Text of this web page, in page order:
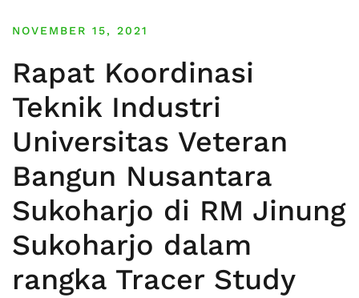
NOVEMBER 15, 2021
Rapat Koordinasi
Teknik Industri
Universitas Veteran
Bangun Nusantara
Sukoharjo di RM Jinung
Sukoharjo dalam
rangka Tracer Study